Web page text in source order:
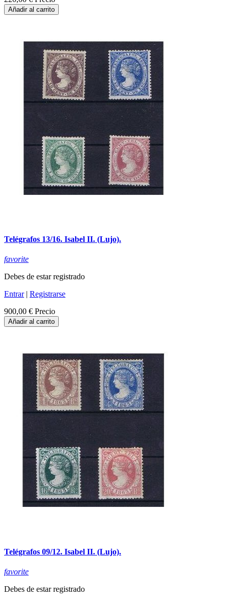
Añadir al carrito
Telégrafos 13/16. Isabel II. (Lujo).
favorite
Debes de estar registrado
Entrar| Registrarse
900,00 € Precio
Añadir al carrito
Telégrafos 09/12. Isabel II. (Lujo).
favorite
Debes de estar registrado